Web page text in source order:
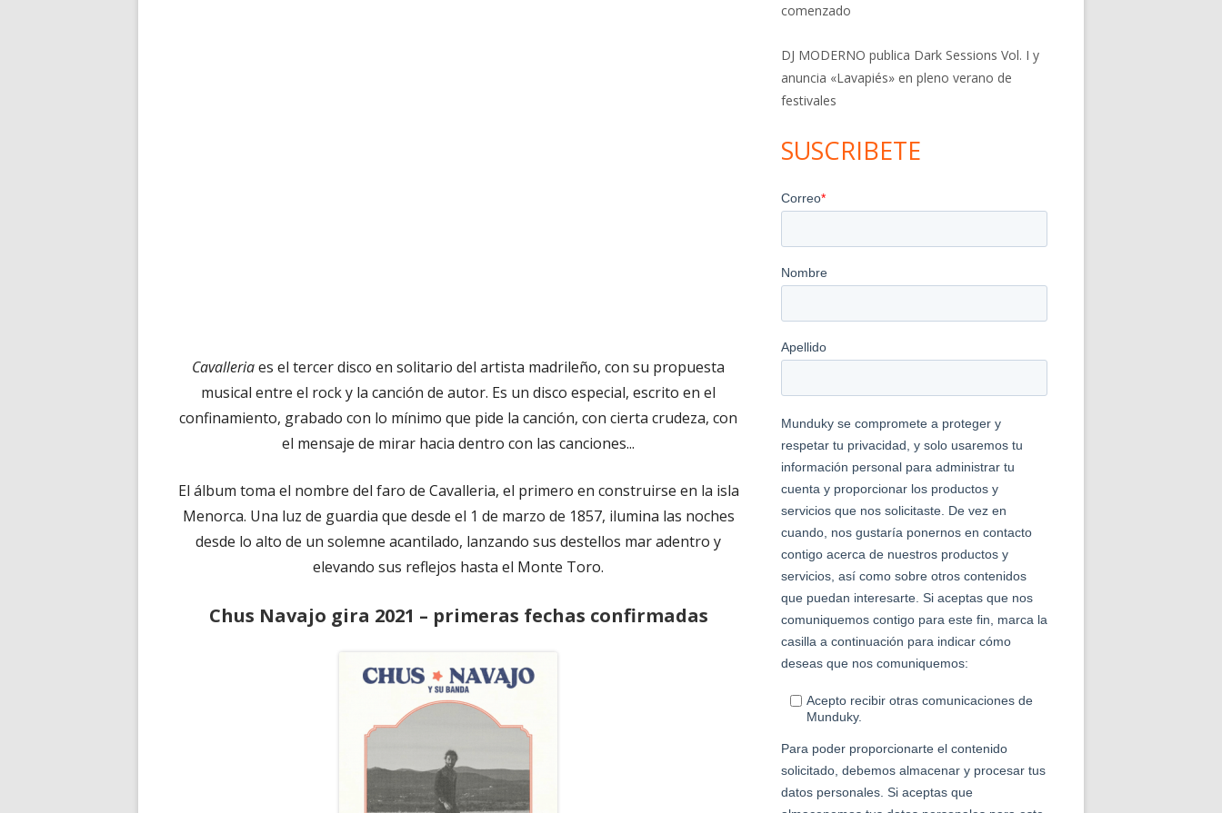
Cavalleriaes el tercer disco en solitario del artista madrileño, con su propuesta
musical entre el rock y la canción de autor. Es un disco especial, escrito en el
confinamiento, grabado con lo mínimo que pide la canción, con cierta crudeza, con
el mensaje de mirar hacia dentro con las canciones...
El álbum toma el nombre del faro de Cavalleria, el primero en construirse en la isla
Menorca. Una luz de guardia que desde el 1 de marzo de 1857, ilumina las noches
desde lo alto de un solemne acantilado, lanzando sus destellos mar adentro y
elevando sus reflejos hasta el Monte Toro.
Chus Navajo gira 2021 – primeras fechas confirmadas
comenzado
DJ MODERNO publica Dark Sessions Vol. I y
anuncia «Lavapiés» en pleno verano de
festivales
SUSCRIBETE